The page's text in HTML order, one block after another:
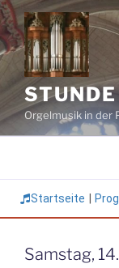
Zum
Inhalt
springen
Orgelmusik in der
Startseite
Samstag,